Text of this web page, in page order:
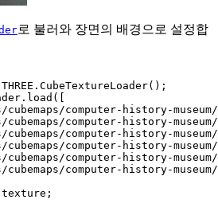
로 불러와 장면의 배경으로 설정합
cubemaps/computer-history-
cubemaps/computer-history-
cubemaps/computer-history-
cubemaps/computer-history-
cubemaps/computer-history-
cubemaps/computer-history-